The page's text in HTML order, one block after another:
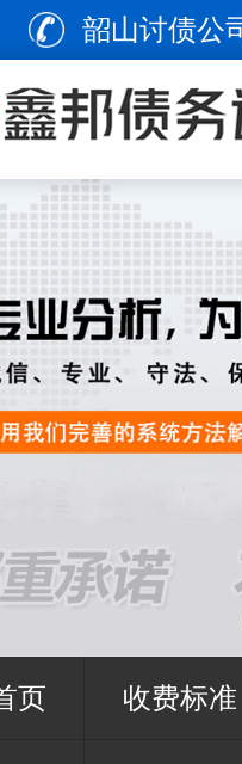
韶山讨债公
页 收费标准